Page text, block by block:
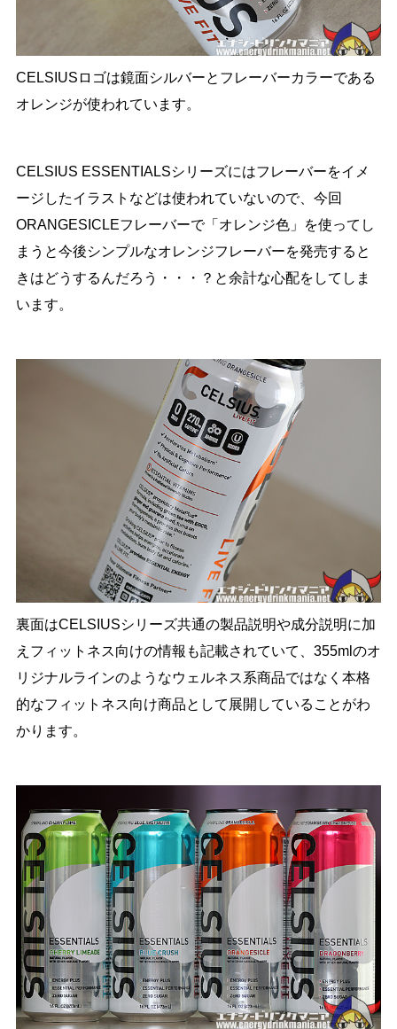
CELSIUSロゴは鏡面シルバーとフレーバーカラーである
オレンジが使われています。
CELSIUS ESSENTIALSシリーズにはフレーバーをイメ
ージしたイラストなどは使われていないので、今回
ORANGESICLEフレーバーで「オレンジ色」を使ってし
まうと今後シンプルなオレンジフレーバーを発売すると
きはどうするんだろう・・・？と余計な心配をしてしま
います。
裏面はCELSIUSシリーズ共通の製品説明や成分説明に加
えフィットネス向けの情報も記載されていて、355mlのオ
リジナルラインのようなウェルネス系商品ではなく本格
的なフィットネス向け商品として展開していることがわ
かります。